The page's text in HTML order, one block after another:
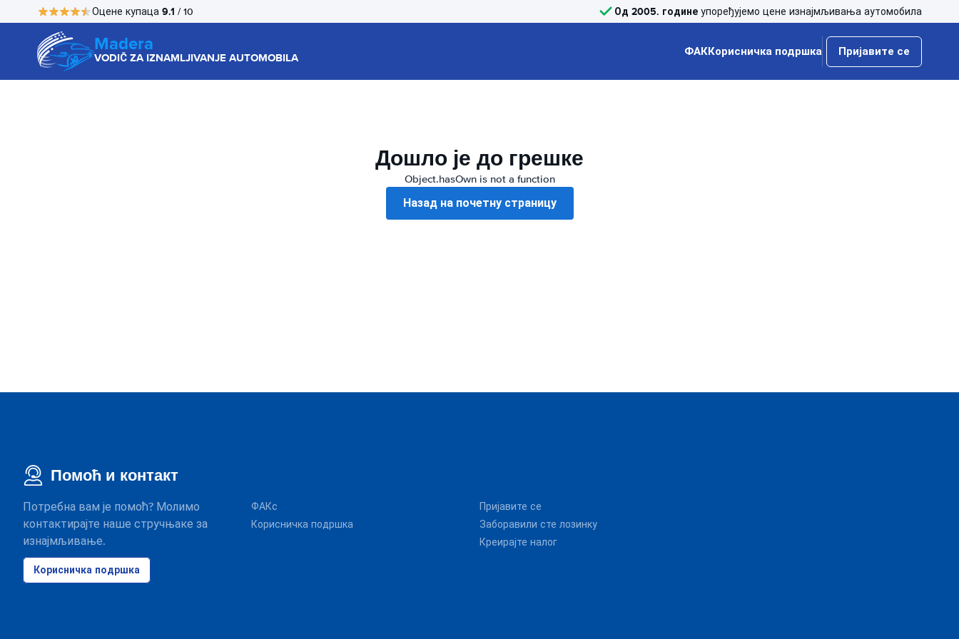
Оцене купаца 9.1 / 10 Од 2005. године упоређујемо цене изнајмљивања аутомобила
Madera
VODIČ ZA IZNAMLJIVANJE AUTOMOBILA ФАККорисничка подршка Пријавите се
Дошло је до грешке
Object.hasOwn is not a function
Назад на почетну страницу
Помоћ и контакт
Потребна вам је помоћ? Молимо
контактирајте наше стручњаке за
изнајмљивање.
Корисничка подршка
ФАКс
Корисничка подршка
Пријавите се
Заборавили сте лозинку
Креирајте налог